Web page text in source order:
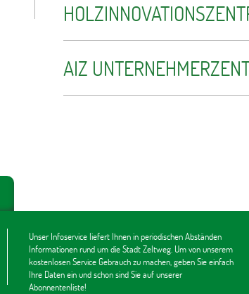
AIZ
Unser Infoservice liefert Ihnen in periodischen Abständen
Informationen rund um die Stadt Zeltweg. Um von unserem
kostenlosen Service Gebrauch zu machen, geben Sie einfach
Ihre Daten ein und schon sind Sie auf unserer
Abonnentenliste!